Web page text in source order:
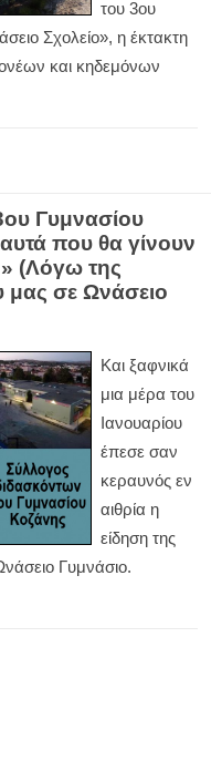
του 3ου
Σχολείο», η έκτακτη
και κηδεμόνων
Γυμνασίου
που θα γίνουν
(Λόγω της
μας σε Ωνάσειο
Και ξαφνικά
μια μέρα του
Ιανουαρίου
έπεσε σαν
κεραυνός εν
αιθρία η
είδηση της
Γυμνάσιο.